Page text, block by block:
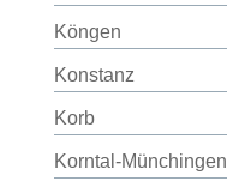
Köngen
Konstanz
Korb
Korntal-Münchingen